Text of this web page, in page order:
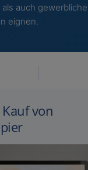
auch gewerbliche
eignen.
von